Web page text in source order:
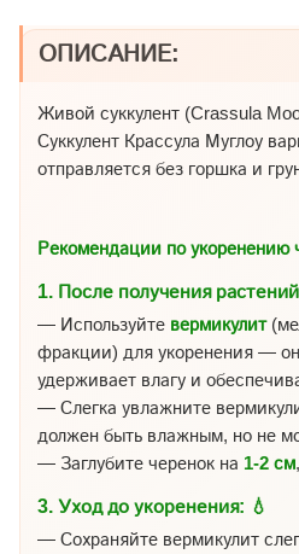
ОПИСАНИЕ:
Живой суккулент (Crassula
Суккулент Крассула Муглоу
отправляется без горшка и
Рекомендации по укоренению
1. После получения
— Используйте вермикулит
фракции) для укоренения —
удерживает влагу и
— Слегка увлажните
должен быть влажным, но не
— Заглубите черенок на 1-2 см
3. Уход до укоренения: 💧
— Сохраняйте вермикулит